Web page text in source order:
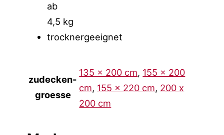
ab
4,5 kg
trocknergeeignet
zudecken-
groesse
135 x 200 cm, 155 x 200
cm, 155 x 220 cm, 200 x
200 cm